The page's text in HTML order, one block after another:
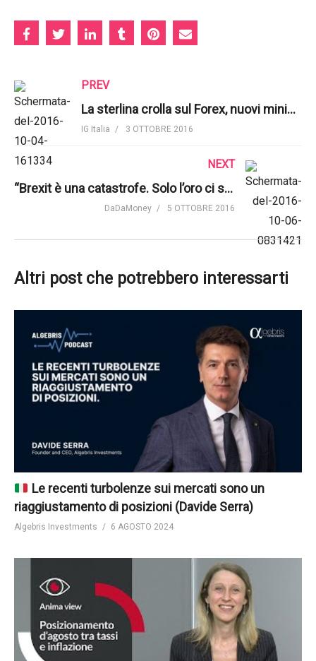
PREV
La sterlina crolla sul Forex, nuovi minimi a 31 anni contro il dollaro. Il punto di IG Italia
IG Italia 3 OTTOBRE 2016
NEXT
“Brexit è una catastrofe. Solo l’oro ci salverà”. Parla Massimo Siano di ETF Securities
DaDaMoney 5 OTTOBRE 2016
Altri post che potrebbero interessarti
Le recenti turbolenze sui mercati sono un
riaggiustamento di posizioni (Davide Serra)
Algebris Investments 6 AGOSTO 2024